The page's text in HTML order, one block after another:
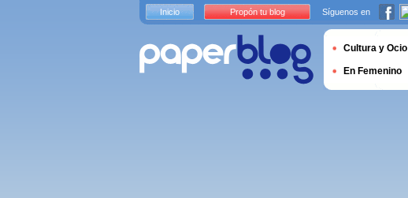
Inicio Propón tu blog Síguenos en
Cultura y Ocio
En Femenino